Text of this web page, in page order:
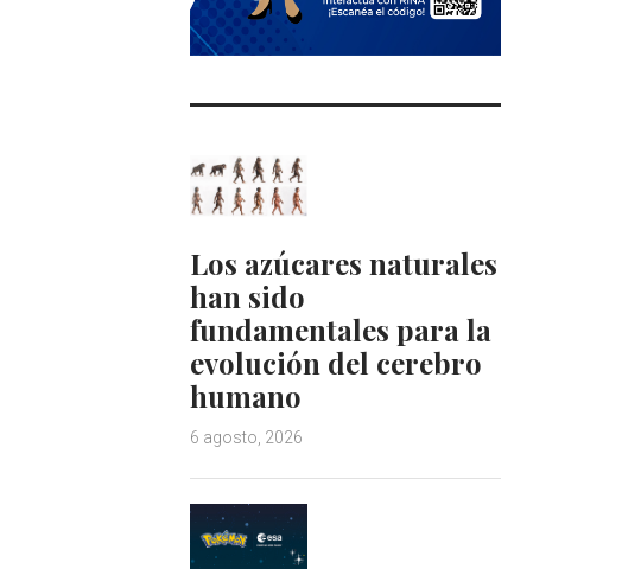
Los azúcares naturales
han sido
fundamentales para la
evolución del cerebro
humano
6 agosto, 2026